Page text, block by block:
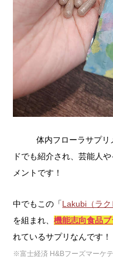
体内フローラサプリメ
ドでも紹介され、芸能人
メントです！
中でもこの「Lakubi（ラク
を組まれ、機能志向食品
れているサプリなんです！
※富士経済 H&Bフーズマーケ